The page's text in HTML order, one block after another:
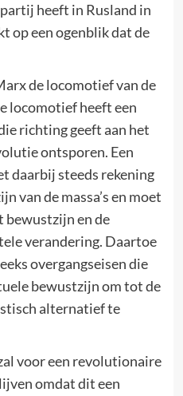
heeft in Rusland in
op een ogenblik dat de
de locomotief van de
locomotief heeft een
richting geeft aan het
ontsporen. Een
daarbij steeds rekening
van de massa’s en moet
bewustzijn en de
verandering. Daartoe
overgangseisen die
bewustzijn om tot de
alternatief te
voor een revolutionaire
omdat dit een